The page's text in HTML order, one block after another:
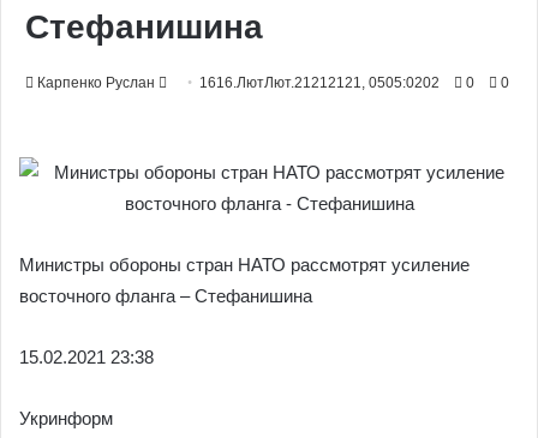
Стефанишина
Карпенко Руслан
Send 1616.ЛютЛют.21212121, 0505:0202 0 0
Министры обороны стран НАТО рассмотрят усиление
восточного фланга – Стефанишина
15.02.2021 23:38
Укринформ